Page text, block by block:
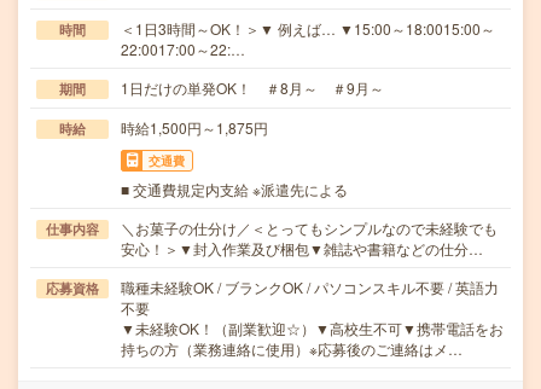
時間
＜1日3時間～OK！＞▼ 例えば… ▼15:00～18:0015:00～
22:0017:00～22:…
期間 1日だけの単発OK！ ＃8月～ ＃9月～
時給 時給1,500円～1,875円
交通費
■ 交通費規定内支給 ※派遣先による
仕事内容
＼お菓子の仕分け／＜とってもシンプルなので未経験でも
安心！＞▼封入作業及び梱包▼雑誌や書籍などの仕分…
応募資格
職種未経験OK / ブランクOK / パソコンスキル不要 / 英語力
不要
▼未経験OK！（副業歓迎☆）▼高校生不可▼携帯電話をお
持ちの方（業務連絡に使用）※応募後のご連絡はメ…